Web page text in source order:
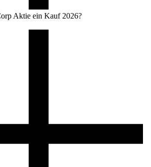
Aktie ein Kauf 2026?